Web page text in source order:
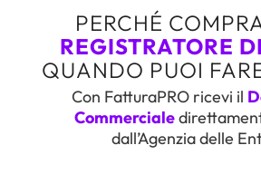
PERCHÉ
REGISTRATORE
QUANDO PUOI
Con FatturaPRO ricevi il
Commerciale
dall’Agenzia delle